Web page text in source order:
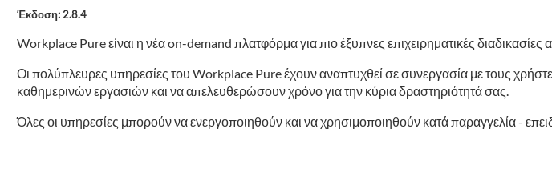
Έκδοση: 2.8.4
Workplace Pure είναι η νέα on-demand πλατφόρμα για πιο έξυπνες επιχειρηματικές
Οι πολύπλευρες υπηρεσίες του Workplace Pure έχουν αναπτυχθεί σε συνεργασία με τους
καθημερινών εργασιών και να απελευθερώσουν χρόνο για την κύρια δραστηριότητά σας.
Όλες οι υπηρεσίες μπορούν να ενεργοποιηθούν και να χρησιμοποιηθούν κατά παραγγελία -